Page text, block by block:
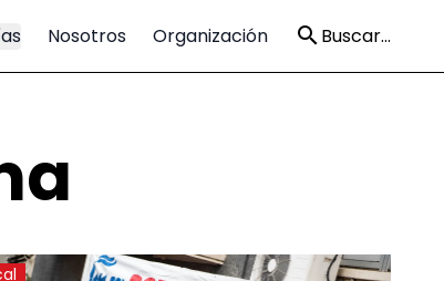
Nosotros Organización Buscar...